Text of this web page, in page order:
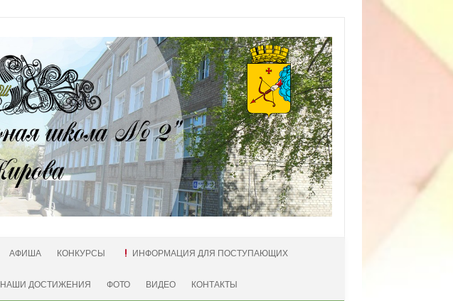
АФИША КОНКУРСЫ ИНФОРМАЦИЯ ДЛЯ ПОСТУПАЮЩИХ
НАШИ ДОСТИЖЕНИЯ ФОТО ВИДЕО КОНТАКТЫ